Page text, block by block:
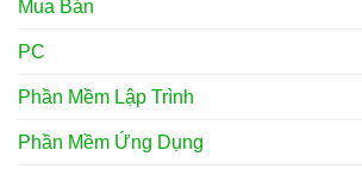
Mua Bán
PC
Phần Mềm Lập Trình
Phần Mềm Ứng Dụng